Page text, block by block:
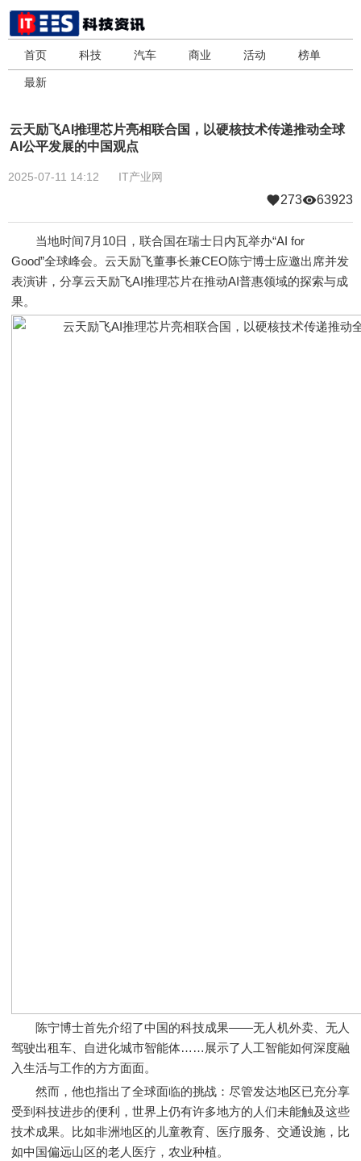
首页 科技 汽车 商业 活动 榜单
最新
云天励飞AI推理芯片亮相联合国，以硬核技术传递推动全球
AI公平发展的中国观点
2025-07-11 14:12 IT产业网
273 63923
当地时间7月10日，联合国在瑞士日内瓦举办“AI for
Good”全球峰会。云天励飞董事长兼CEO陈宁博士应邀出席并发
表演讲，分享云天励飞AI推理芯片在推动AI普惠领域的探索与成
果。
陈宁博士首先介绍了中国的科技成果——无人机外卖、无人
驾驶出租车、自进化城市智能体……展示了人工智能如何深度融
入生活与工作的方方面面。
然而，他也指出了全球面临的挑战：尽管发达地区已充分享
受到科技进步的便利，世界上仍有许多地方的人们未能触及这些
技术成果。比如非洲地区的儿童教育、医疗服务、交通设施，比
如中国偏远山区的老人医疗，农业种植。